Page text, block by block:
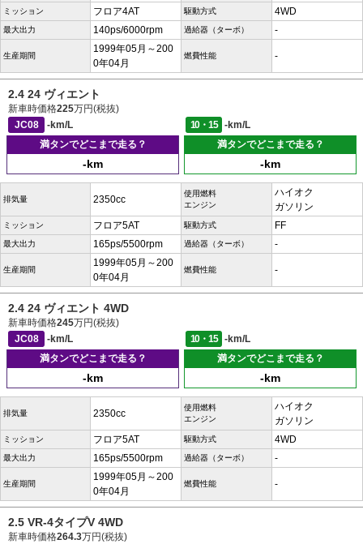
ミッション フロア4AT 駆動方式 4WD
最大出力 140ps/6000rpm 過給器（ターボ） -
生産期間
1999年05月～200
0年04月
燃費性能 -
2.4 24 ヴィエント
新車時価格225万円(税抜)
JC08
-km/L 10・15
-km/L
満タンでどこまで走る？
-km
満タンでどこまで走る？
-km
排気量 2350cc
使用燃料
エンジン
ハイオク
ガソリン
ミッション フロア5AT 駆動方式 FF
最大出力 165ps/5500rpm 過給器（ターボ） -
生産期間
1999年05月～200
0年04月
燃費性能 -
2.4 24 ヴィエント 4WD
新車時価格245万円(税抜)
JC08
-km/L 10・15
-km/L
満タンでどこまで走る？
-km
満タンでどこまで走る？
-km
排気量 2350cc
使用燃料
エンジン
ハイオク
ガソリン
ミッション フロア5AT 駆動方式 4WD
最大出力 165ps/5500rpm 過給器（ターボ） -
生産期間
1999年05月～200
0年04月
燃費性能 -
2.5 VR-4タイプV 4WD
新車時価格264.3万円(税抜)